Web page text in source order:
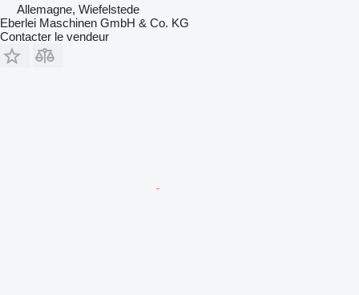
Allemagne, Wiefelstede
Eberlei Maschinen GmbH & Co. KG
Contacter le vendeur